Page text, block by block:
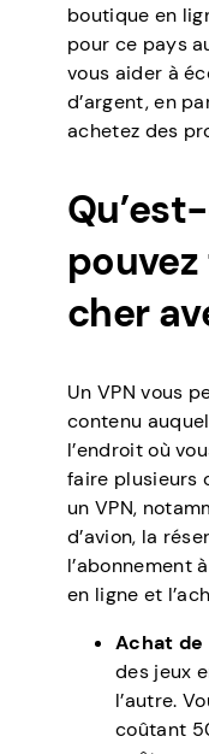
boutique en
pour ce pays
vous aider à
d’argent, en
achetez des
cher
Un VPN vous
contenu
l’endroit où
faire plusieurs
un VPN,
d’avion, la
l’abonnement
en ligne et
Achat
des jeux
l’autre.
coûtant